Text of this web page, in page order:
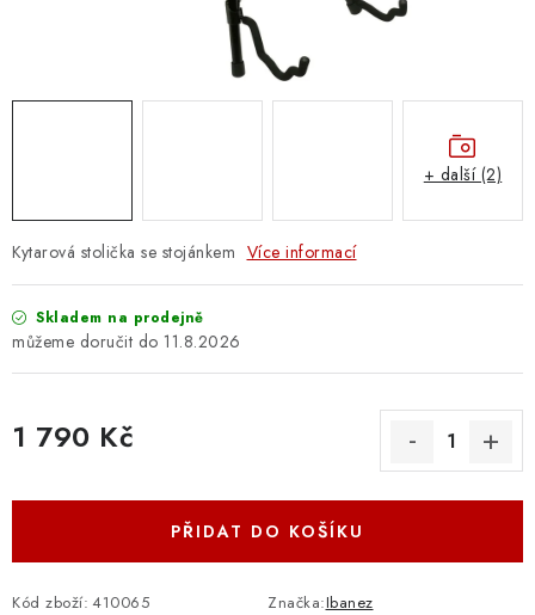
OBCHODNÍ PODMÍNKY
ODSTOUPENÍ OD SMLOUVY
ZÁSADY ZPRACOVÁNÍ OSOBNÍCH ÚDAJŮ
KONTAKTY O E-SHOPU
ODSTOUPENÍ OD SMLOUVY
ZÁSADY ZPRACOVÁNÍ OSOBNÍCH ÚDAJŮ
Kytarová stolička se stojánkem Více informací
Skladem na prodejně
11.8.2026
1 790 Kč
PŘIDAT DO KOŠÍKU
Kód zboží: 410065 Značka:Ibanez
+ další (2)